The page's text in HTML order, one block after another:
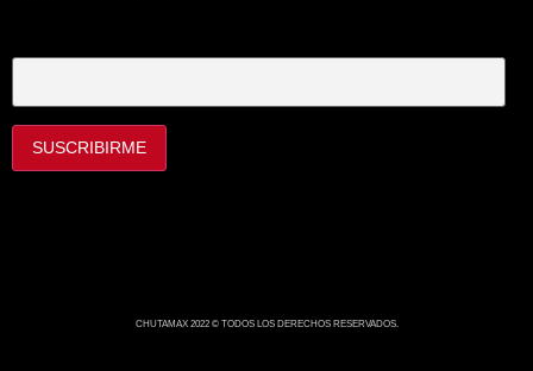
CHUTAMAX 2022 © TODOS LOS DERECHOS RESERVADOS.